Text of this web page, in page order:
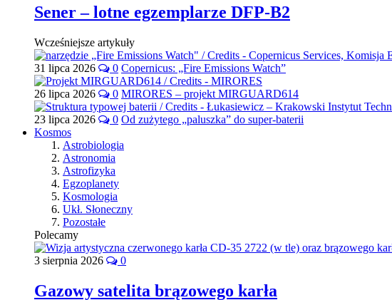
Sener – lotne egzemplarze DFP-B2
Wcześniejsze artykuły
31 lipca 2026 0 Copernicus: „Fire Emissions Watch”
26 lipca 2026 0 MIRORES – projekt MIRGUARD614
23 lipca 2026 0 Od zużytego „paluszka” do super-baterii
Kosmos
Astrobiologia
Astronomia
Astrofizyka
Egzoplanety
Kosmologia
Ukł. Słoneczny
Pozostałe
Polecamy
3 sierpnia 2026 0
Gazowy satelita brązowego karła